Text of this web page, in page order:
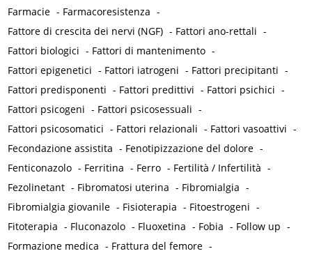
Farmacie - Farmacoresistenza -
Fattore di crescita dei nervi (NGF) - Fattori ano-rettali -
Fattori biologici - Fattori di mantenimento -
Fattori epigenetici - Fattori iatrogeni - Fattori precipitanti -
Fattori predisponenti - Fattori predittivi - Fattori psichici -
Fattori psicogeni - Fattori psicosessuali -
Fattori psicosomatici - Fattori relazionali - Fattori vasoattivi -
Fecondazione assistita - Fenotipizzazione del dolore -
Fenticonazolo - Ferritina - Ferro - Fertilità / Infertilità -
Fezolinetant - Fibromatosi uterina - Fibromialgia -
Fibromialgia giovanile - Fisioterapia - Fitoestrogeni -
Fitoterapia - Fluconazolo - Fluoxetina - Fobia - Follow up -
Formazione medica - Frattura del femore -